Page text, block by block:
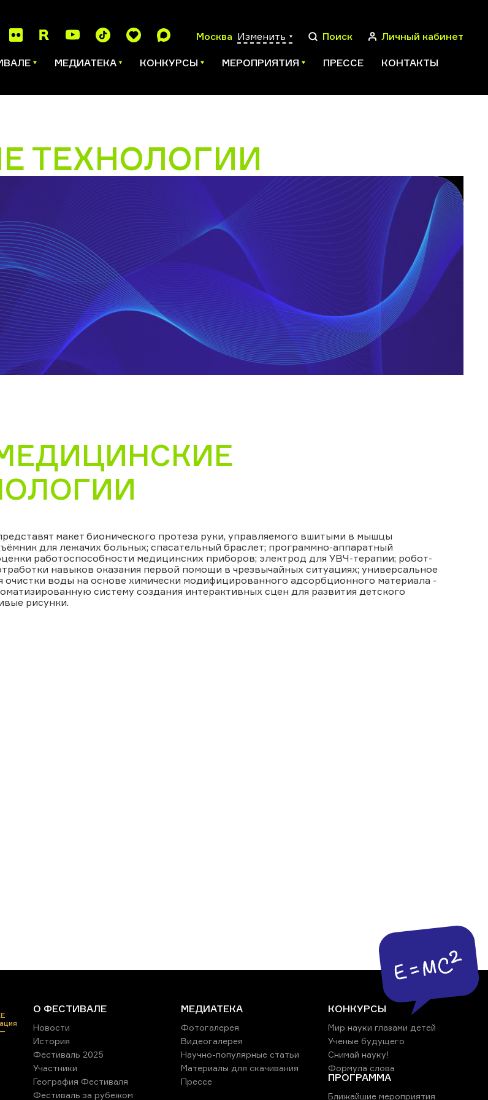
Москва Изменить Поиск Личный кабинет
МЕДИАТЕКА КОНКУРСЫ МЕРОПРИЯТИЯ ПРЕССЕ КОНТАКТЫ
ТЕХНОЛОГИИ
макет бионического протеза руки, управляемого вшитыми в мышцы
для лежачих больных; спасательный браслет; программно-аппаратный
работоспособности медицинских приборов; электрод для УВЧ-терапии; робот-
навыков оказания первой помощи в чрезвычайных ситуациях; универсальное
очистки воды на основе химически модифицированного адсорбционного материала -
систему создания интерактивных сцен для развития детского
рисунки.
О ФЕСТИВАЛЕ
Новости
История
Фестиваль 2025
Участники
География Фестиваля
Фестиваль за рубежом
МЕДИАТЕКА
Фотогалерея
Видеогалерея
Научно-популярные статьи
Материалы для скачивания
Прессе
КОНКУРСЫ
Мир науки глазами детей
Ученые будущего
Снимай науку!
Формула слова
ПРОГРАММА
Ближайшие мероприятия